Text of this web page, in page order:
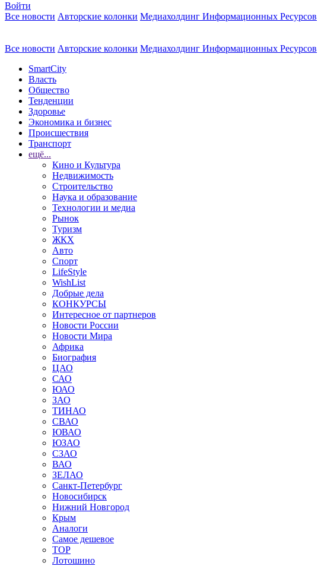
Войти
Все новости Авторские колонки Медиахолдинг Информационных Ресурсов
Все новости Авторские колонки Медиахолдинг Информационных Ресурсов
SmartCity
Власть
Общество
Тенденции
Здоровье
Экономика и бизнес
Происшествия
Транспорт
ещё...
Кино и Культура
Недвижимость
Строительство
Наука и образование
Технологии и медиа
Рынок
Туризм
ЖКХ
Авто
Спорт
LifeStyle
WishList
Добрые дела
КОНКУРСЫ
Интересное от партнеров
Новости России
Новости Мира
Африка
Биография
ЦАО
САО
ЮАО
ЗАО
ТИНАО
СВАО
ЮВАО
ЮЗАО
СЗАО
ВАО
ЗЕЛАО
Санкт-Петербург
Новосибирск
Нижний Новгород
Крым
Аналоги
Самое дешевое
TOP
Лотошино